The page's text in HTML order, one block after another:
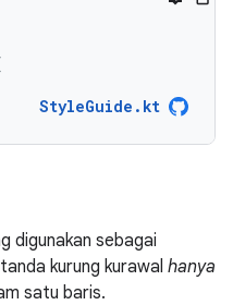
StyleGuide.kt
digunakan sebagai
kurung kurawal hanya
satu baris.